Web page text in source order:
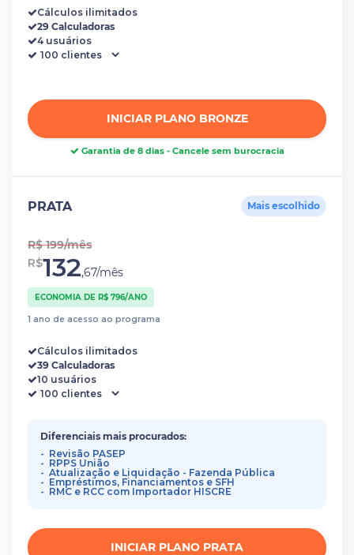
Cálculos ilimitados
29 Calculadoras
4 usuários
INICIAR PLANO BRONZE
Garantia de 8 dias - Cancele sem burocracia
PRATA Mais escolhido
R$ 199/mês
R$132,67/mês
ECONOMIA DE R$ 796/ANO
1 ano de acesso ao programa
Cálculos ilimitados
39 Calculadoras
10 usuários
Diferenciais mais procurados:
Revisão PASEP
RPPS União
Atualização e Liquidação - Fazenda Pública
Empréstimos, Financiamentos e SFH
RMC e RCC com Importador HISCRE
INICIAR PLANO PRATA